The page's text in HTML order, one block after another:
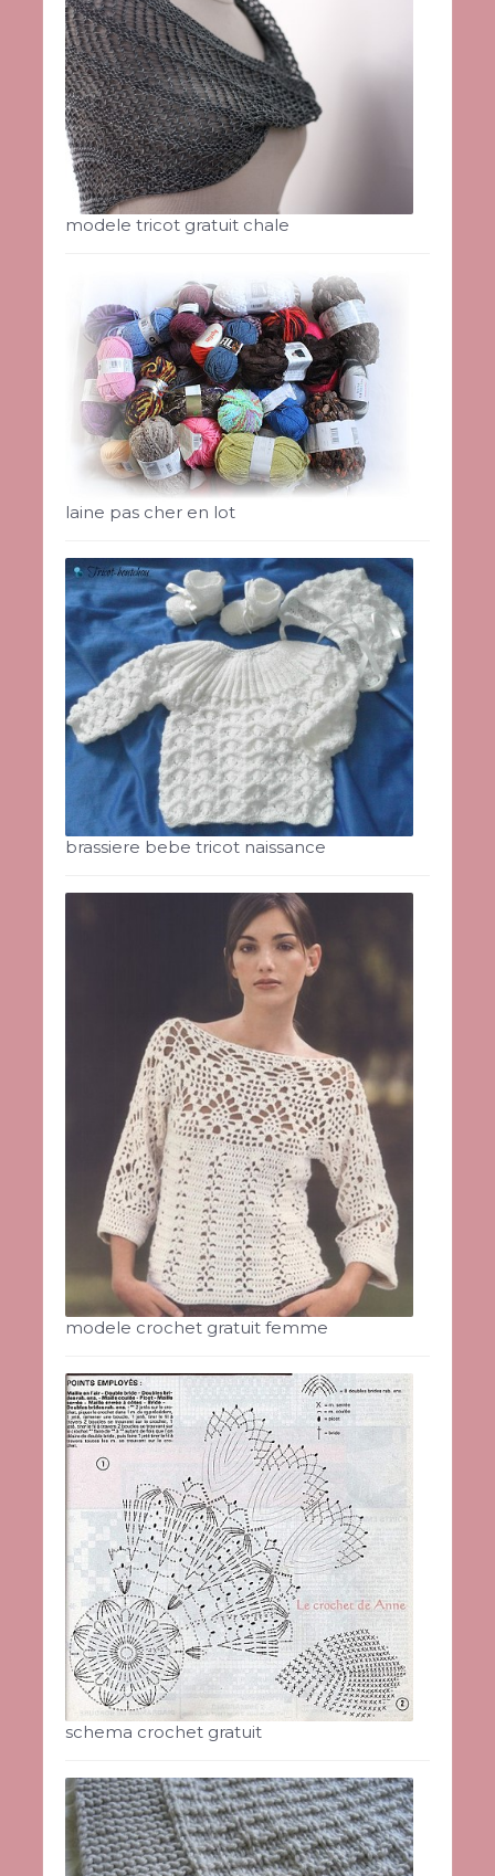
modele tricot gratuit chale
laine pas cher en lot
brassiere bebe tricot naissance
modele crochet gratuit femme
schema crochet gratuit